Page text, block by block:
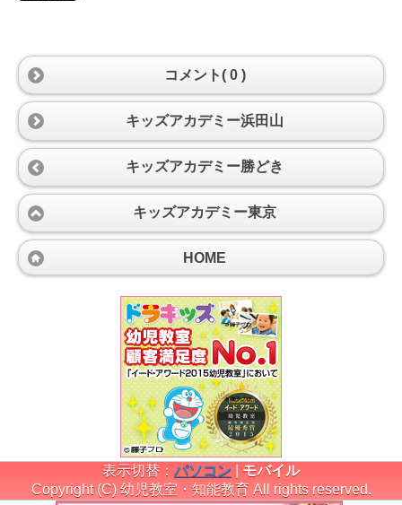
コメント( 0 )
キッズアカデミー浜田山
キッズアカデミー勝どき
キッズアカデミー東京
HOME
表示切替：パソコン
モバイル
Copyright (C) 幼児教室・知能教育 All rights reserved.